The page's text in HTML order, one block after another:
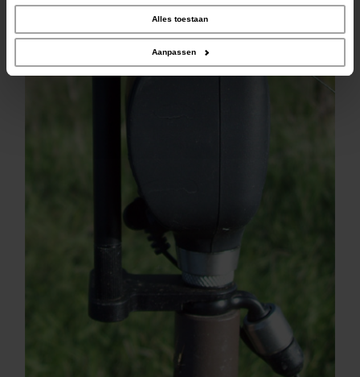
social media, adverteren en analyse. Deze partners kunnen deze gegevens
combineren met andere informatie die u aan ze heeft verstrekt of die ze hebben
verzameld op basis van uw gebruik van hun services.
Alles toestaan
Aanpassen